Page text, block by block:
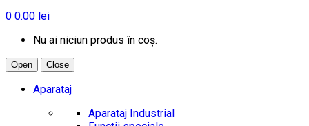
0 0.00 lei
Nu ai niciun produs în coș.
Open Close
Aparataj
Aparataj Industrial